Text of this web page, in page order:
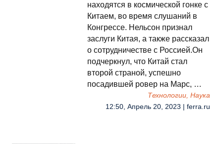
находятся в космической гонке с
Китаем, во время слушаний в
Конгрессе. Нельсон признал
заслуги Китая, а также рассказал
о сотрудничестве с Россией.Он
подчеркнул, что Китай стал
второй страной, успешно
посадившей ровер на Марс, …
Технологии, Наука
12:50, Апрель 20, 2023 | ferra.ru